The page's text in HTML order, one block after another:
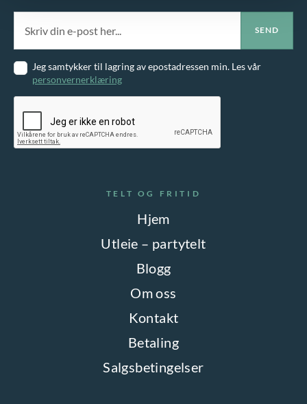
TELT OG FRITID
Hjem
Utleie – partytelt
Blogg
Om oss
Kontakt
Betaling
Salgsbetingelser
Jeg samtykker til lagring av epostadressen min. Les vår
personvernerklæring